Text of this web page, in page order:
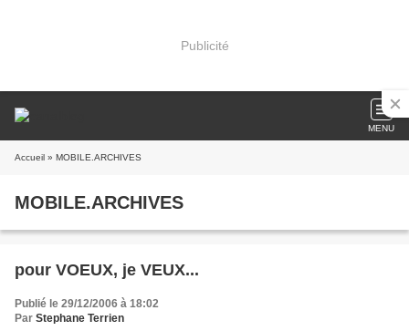
Publicité
MENU
Accueil » MOBILE.ARCHIVES
MOBILE.ARCHIVES
pour VOEUX, je VEUX...
Publié le 29/12/2006 à 18:02
Par Stephane Terrien